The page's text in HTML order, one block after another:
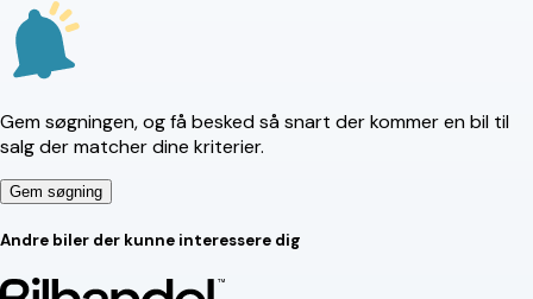
Gem søgningen, og få besked så snart der kommer en bil til
salg der matcher dine kriterier.
Gem søgning
Andre biler der kunne interessere dig